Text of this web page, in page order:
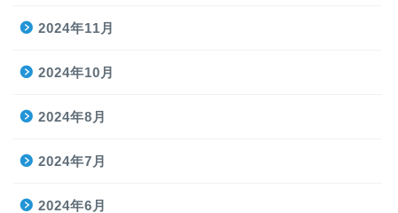
2024年11月
2024年10月
2024年8月
2024年7月
2024年6月